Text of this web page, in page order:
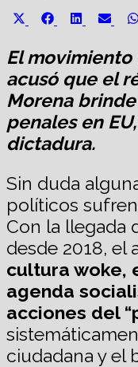
Share
Share
Facebook
Share
LinkedIn
El movimiento
acusó que el
Morena
penales en
dictadura.
Sin duda
políticos
Con la llegada
desde 2018, el
cultura woke,
agenda
acciones del
ciudadana y el